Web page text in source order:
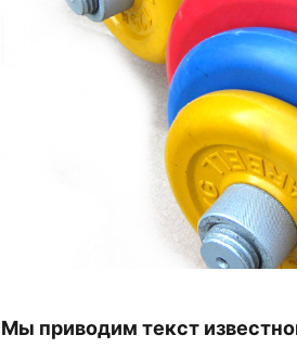
Мы приводим текст